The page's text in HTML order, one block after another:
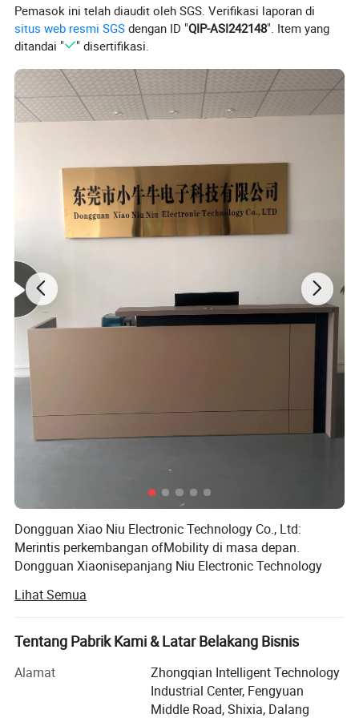
(Warna yang akan dipesan)
Pemasok ini telah diaudit oleh SGS. Verifikasi laporan di
situs web resmi SGS dengan ID "QIP-ASI242148". Item yang
ditandai "
" disertifikasi.
Dongguan Xiao Niu Electronic Technology Co., Ltd:
Merintis perkembangan ofMobility di masa depan.
Dongguan Xiaonisepanjang Niu Electronic Technology
eksportir dengan, Dongguan Xiaoniuniu Electronic
Technology Co., Ltd dekat dengan Dongguan Port dan
Shenzhen Port apa
yang kami lakukan: Di inovasi listrik, kami mendesain dan
Lihat Semua
Tentang Pabrik Kami & Latar Belakang Bisnis
Alamat
Zhongqian Intelligent Technology
Industrial Center, Fengyuan
Middle Road, Shixia, Dalang